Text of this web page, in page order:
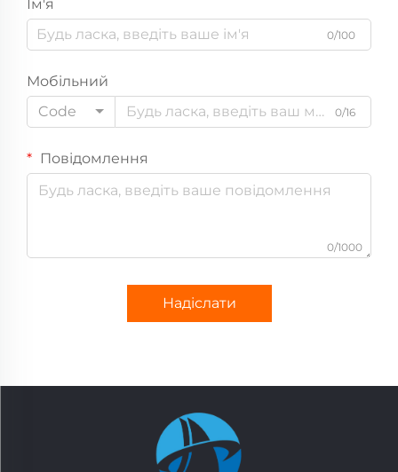
Ім'я
0/100
Мобільний
Code
0/16
Повідомлення
0/1000
Надіслати